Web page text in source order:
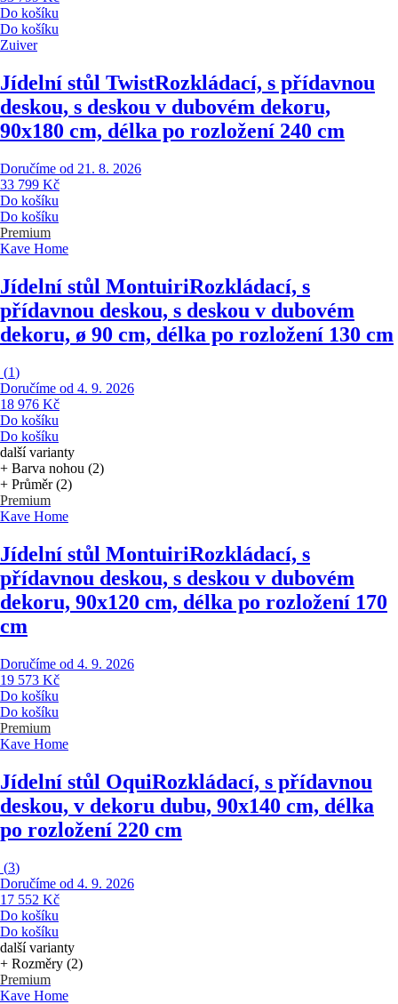
Do košíku
Do košíku
Zuiver
Jídelní stůl TwistRozkládací, s přídavnou
deskou, s deskou v dubovém dekoru,
90x180 cm, délka po rozložení 240 cm
Doručíme od 21. 8. 2026
33 799 Kč
Do košíku
Do košíku
Premium
Kave Home
Jídelní stůl MontuiriRozkládací, s
přídavnou deskou, s deskou v dubovém
dekoru, ø 90 cm, délka po rozložení 130 cm
(1)
Doručíme od 4. 9. 2026
18 976 Kč
Do košíku
Do košíku
další varianty
+ Barva nohou (2)
+ Průměr (2)
Premium
Kave Home
Jídelní stůl MontuiriRozkládací, s
přídavnou deskou, s deskou v dubovém
dekoru, 90x120 cm, délka po rozložení 170
cm
Doručíme od 4. 9. 2026
19 573 Kč
Do košíku
Do košíku
Premium
Kave Home
Jídelní stůl OquiRozkládací, s přídavnou
deskou, v dekoru dubu, 90x140 cm, délka
po rozložení 220 cm
(3)
Doručíme od 4. 9. 2026
17 552 Kč
Do košíku
Do košíku
další varianty
+ Rozměry (2)
Premium
Kave Home